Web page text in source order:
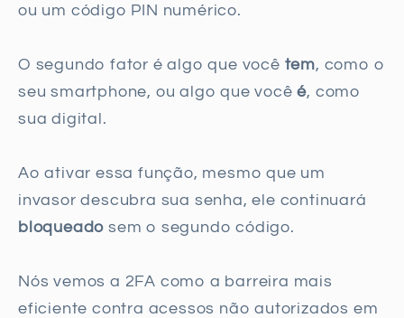
ou um código PIN numérico.
O segundo fator é algo que você tem, como o
seu smartphone, ou algo que vocêé, como
sua digital.
Ao ativar essa função, mesmo que um
invasor descubra sua senha, ele continuará
bloqueado sem o segundo código.
Nós vemos a 2FA como a barreira mais
eficiente contra acessos não autorizados em